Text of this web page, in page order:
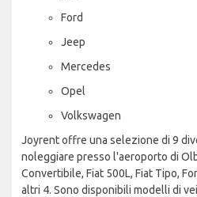
Ford
Jeep
Mercedes
Opel
Volkswagen
Joyrent offre una selezione di 9
noleggiare presso l'aeroporto di
Convertibile, Fiat 500L, Fiat Tipo,
altri 4. Sono disponibili modelli di